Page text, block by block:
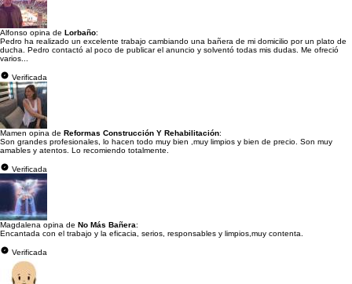
Alfonso opina de Lorbaño:
Pedro ha realizado un excelente trabajo cambiando una bañera de mi domicilio por un plato de
ducha. Pedro contactó al poco de publicar el anuncio y solventó todas mis dudas. Me ofreció
varios...
Verificada
Mamen opina de Reformas Construcción Y Rehabilitación:
Son grandes profesionales, lo hacen todo muy bien ,muy limpios y bien de precio. Son muy
amables y atentos. Lo recomiendo totalmente.
Verificada
Magdalena opina de No Más Bañera:
Encantada con el trabajo y la eficacia, serios, responsables y limpios,muy contenta.
Verificada